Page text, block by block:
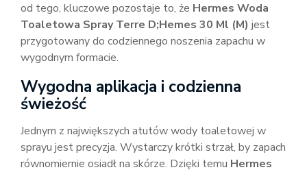
od tego, kluczowe pozostaje to, że Hermes Woda
Toaletowa Spray Terre D;Hemes 30 Ml (M) jest
przygotowany do codziennego noszenia zapachu w
wygodnym formacie.
Wygodna aplikacja i codzienna
świeżość
Jednym z największych atutów wody toaletowej w
sprayu jest precyzja. Wystarczy krótki strzał, by zapach
równomiernie osiadł na skórze. Dzięki temu Hermes